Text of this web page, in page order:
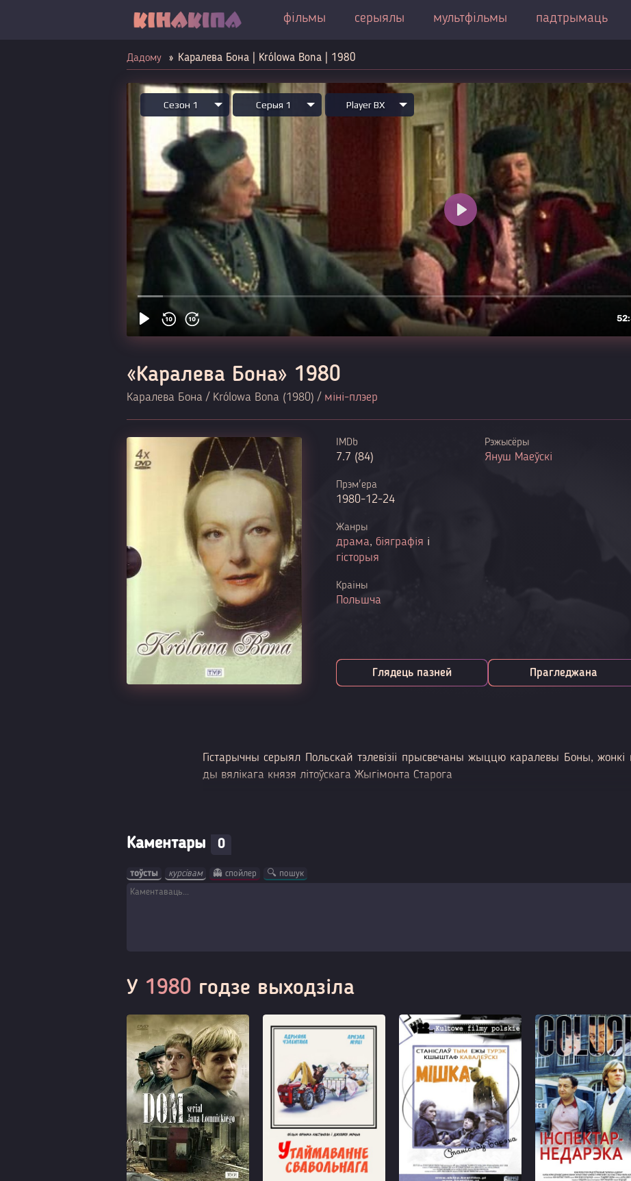
фільмы серыялы мультфільмы падтрымаць
Дадому Каралева Бона | Królowa Bona | 1980
«Каралева Бона» 1980
Каралева Бона / Królowa Bona (1980) / міні-плэер
IMDb
7.7 (84)
Прэм'ера
1980-12-24
Жанры
драма, біяграфія і
гісторыя
Краіны
Польшча
Рэжысёры
Януш Маеўскі
Глядець пазней Прагледжана
Гістарычны серыял Польскай тэлевізіі прысвечаны жыццю каралевы Боны,
ды вялікага князя літоўскага Жыгімонта Старога
Каментары 0
тоўсты курсівам 👻 спойлер 🔍 пошук
У 1980 годзе выходзіла